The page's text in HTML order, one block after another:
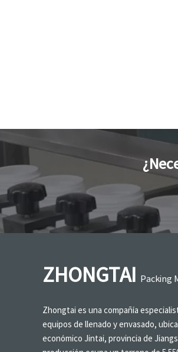
ZHONGTAI Packing
Zhongtai es una compañía
equipos de llenado y envasado,
económico Jintai, provincia de